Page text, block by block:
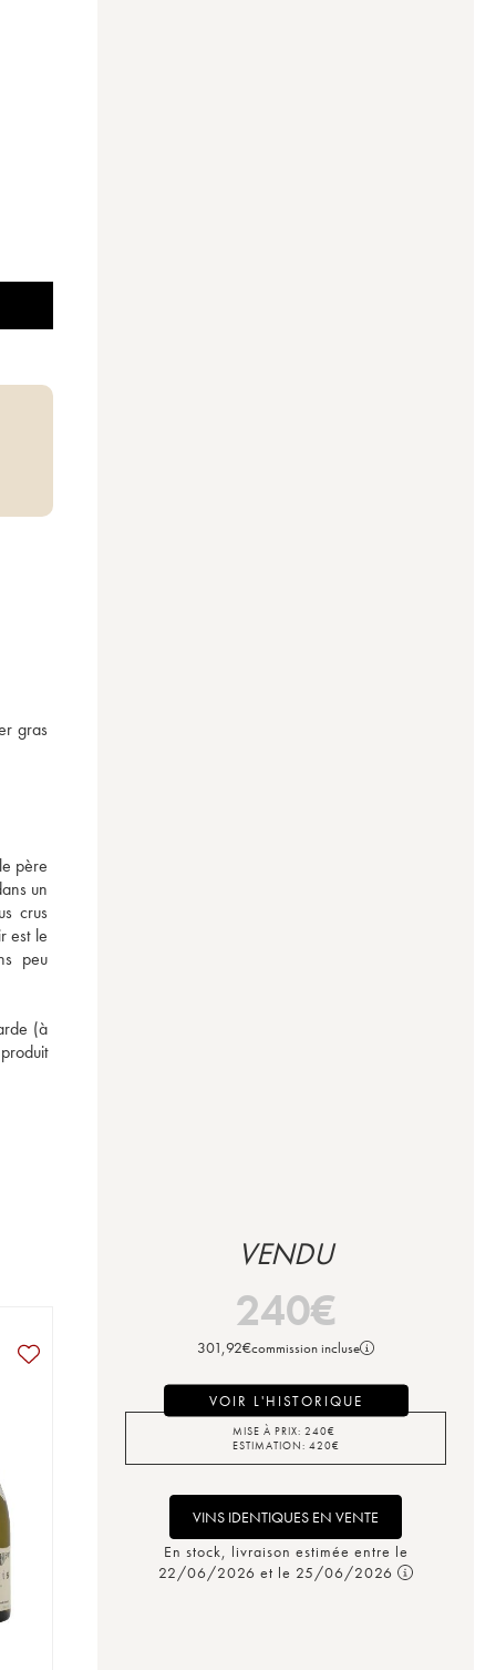
gras
père
un
crus
est le
peu
(à
VENDU
240€
301,92€commission incluse
VOIR L'HISTORIQUE
MISE À PRIX: 240€
ESTIMATION: 420€
VINS IDENTIQUES EN VENTE
En stock, livraison estimée entre le
22/06/2026 et le 25/06/2026